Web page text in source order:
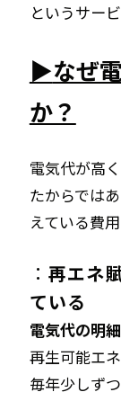
というサービ
▶なぜ
か？
電気代が高
たからではあ
えている費
： 再エネ
ている
電気代の明
再生可能エ
毎年少しず